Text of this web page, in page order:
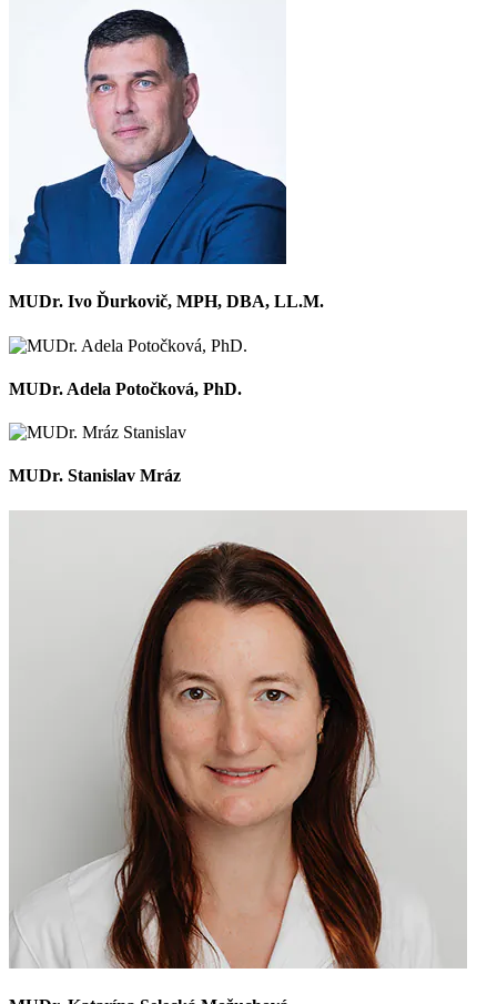
MUDr. Ivo Ďurkovič, MPH, DBA, LL.M.
MUDr. Adela Potočková, PhD.
MUDr. Stanislav Mráz